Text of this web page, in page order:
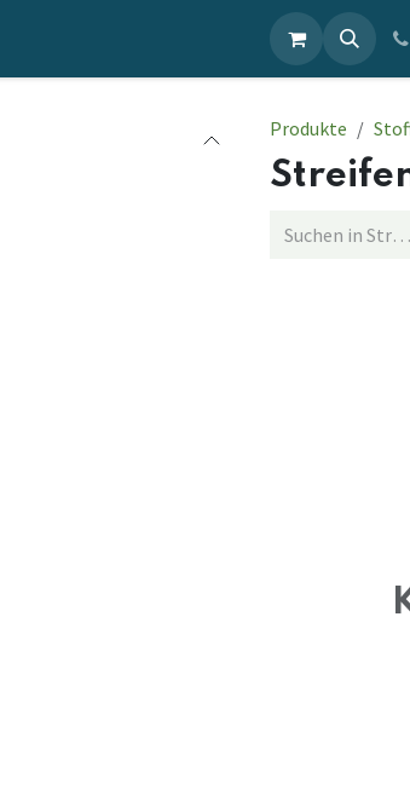
Produkte